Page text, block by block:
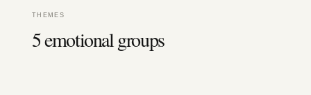
THEMES
5 emotional groups